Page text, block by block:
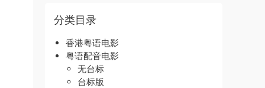
分类目录
香港粤语电影
粤语配音电影
无台标
台标版